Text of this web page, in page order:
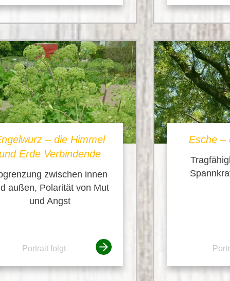
– die Himmel
Erde Verbindende
zwischen innen
außen, Polarität von Mut
und Angst
Portrait folgt
Esche –